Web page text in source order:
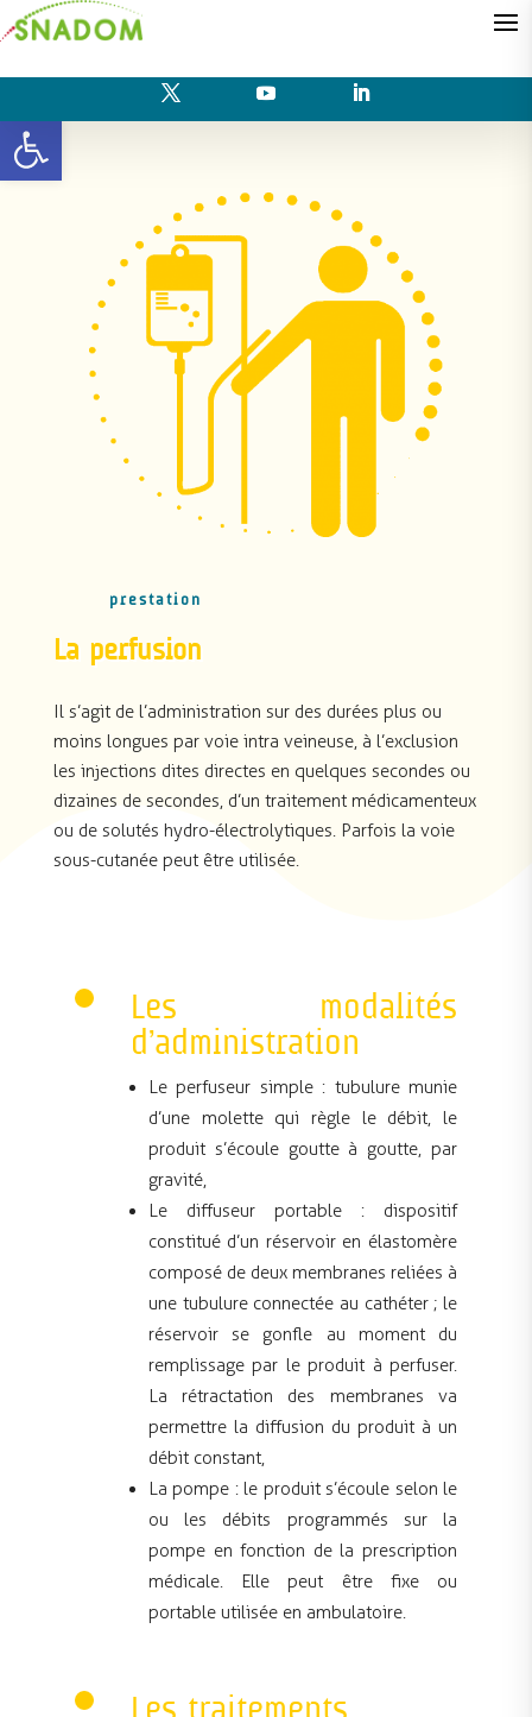
Ouvrir la barre d’outils
prestation
La perfusion
Il s’agit de l’administration sur des durées plus ou
moins longues par voie intra veineuse, à l’exclusion
les injections dites directes en quelques secondes ou
dizaines de secondes, d’un traitement médicamenteux
ou de solutés hydro-électrolytiques. Parfois la voie
sous-cutanée peut être utilisée.
Les modalités
d’administration
Le perfuseur simple : tubulure munie
d’une molette qui règle le débit, le
produit s’écoule goutte à goutte, par
gravité,
Le diffuseur portable : dispositif
constitué d’un réservoir en élastomère
composé de deux membranes reliées à
une tubulure connectée au cathéter ; le
réservoir se gonfle au moment du
remplissage par le produit à perfuser.
La rétractation des membranes va
permettre la diffusion du produit à un
débit constant,
La pompe : le produit s’écoule selon le
ou les débits programmés sur la
pompe en fonction de la prescription
médicale. Elle peut être fixe ou
portable utilisée en ambulatoire.
Les traitements